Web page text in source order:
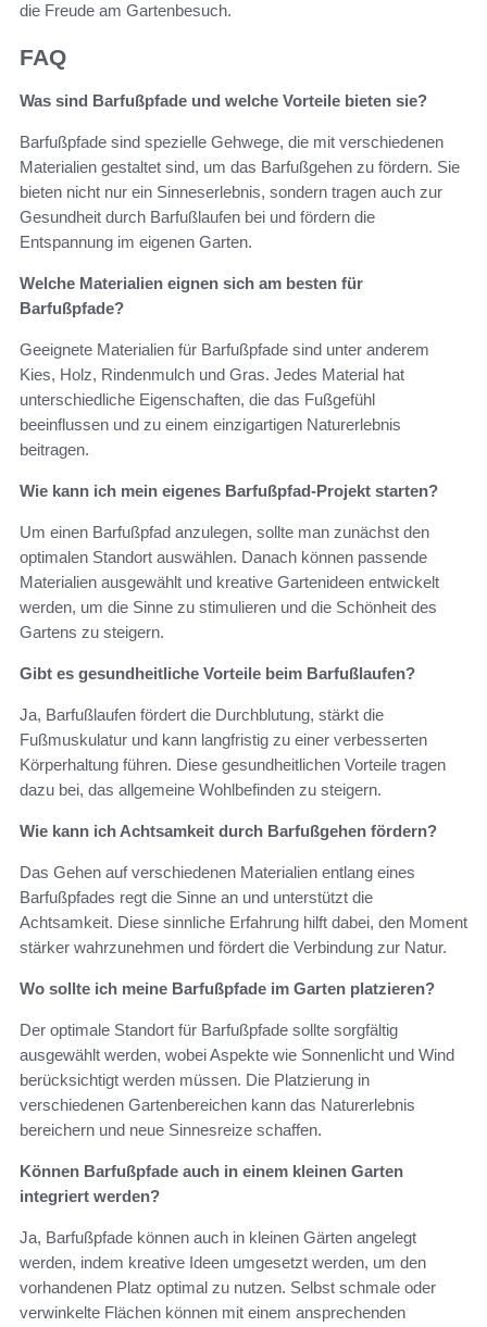
die Freude am Gartenbesuch.
FAQ
Was sind Barfußpfade und welche Vorteile bieten sie?
Barfußpfade sind spezielle Gehwege, die mit verschiedenen
Materialien gestaltet sind, um das Barfußgehen zu fördern. Sie
bieten nicht nur ein Sinneserlebnis, sondern tragen auch zur
Gesundheit durch Barfußlaufen bei und fördern die
Entspannung im eigenen Garten.
Welche Materialien eignen sich am besten für
Barfußpfade?
Geeignete Materialien für Barfußpfade sind unter anderem
Kies, Holz, Rindenmulch und Gras. Jedes Material hat
unterschiedliche Eigenschaften, die das Fußgefühl
beeinflussen und zu einem einzigartigen Naturerlebnis
beitragen.
Wie kann ich mein eigenes Barfußpfad-Projekt starten?
Um einen Barfußpfad anzulegen, sollte man zunächst den
optimalen Standort auswählen. Danach können passende
Materialien ausgewählt und kreative Gartenideen entwickelt
werden, um die Sinne zu stimulieren und die Schönheit des
Gartens zu steigern.
Gibt es gesundheitliche Vorteile beim Barfußlaufen?
Ja, Barfußlaufen fördert die Durchblutung, stärkt die
Fußmuskulatur und kann langfristig zu einer verbesserten
Körperhaltung führen. Diese gesundheitlichen Vorteile tragen
dazu bei, das allgemeine Wohlbefinden zu steigern.
Wie kann ich Achtsamkeit durch Barfußgehen fördern?
Das Gehen auf verschiedenen Materialien entlang eines
Barfußpfades regt die Sinne an und unterstützt die
Achtsamkeit. Diese sinnliche Erfahrung hilft dabei, den Moment
stärker wahrzunehmen und fördert die Verbindung zur Natur.
Wo sollte ich meine Barfußpfade im Garten platzieren?
Der optimale Standort für Barfußpfade sollte sorgfältig
ausgewählt werden, wobei Aspekte wie Sonnenlicht und Wind
berücksichtigt werden müssen. Die Platzierung in
verschiedenen Gartenbereichen kann das Naturerlebnis
bereichern und neue Sinnesreize schaffen.
Können Barfußpfade auch in einem kleinen Garten
integriert werden?
Ja, Barfußpfade können auch in kleinen Gärten angelegt
werden, indem kreative Ideen umgesetzt werden, um den
vorhandenen Platz optimal zu nutzen. Selbst schmale oder
verwinkelte Flächen können mit einem ansprechenden